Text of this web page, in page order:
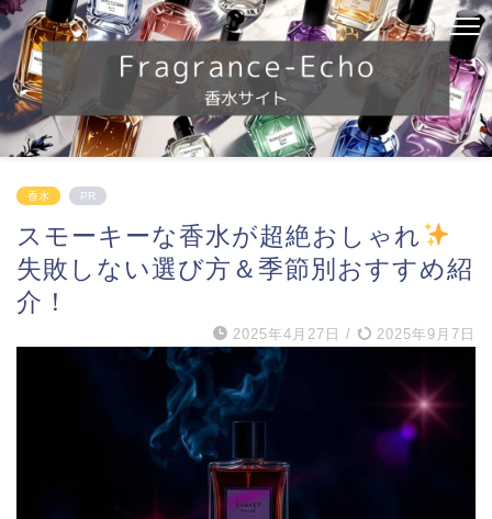
香水 PR
スモーキーな香水が超絶おしゃれ
失敗しない選び方＆季節別おすすめ紹
介！
2025年4月27日 / 2025年9月7日